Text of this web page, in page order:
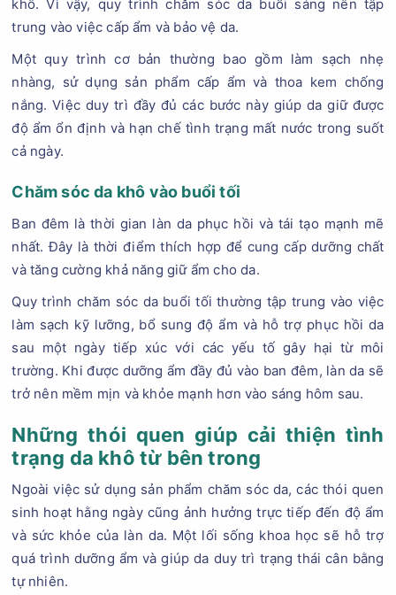
khô. Vì vậy, quy trình chăm sóc da buổi sáng nên tập
trung vào việc cấp ẩm và bảo vệ da.
Một quy trình cơ bản thường bao gồm làm sạch nhẹ
nhàng, sử dụng sản phẩm cấp ẩm và thoa kem chống
nắng. Việc duy trì đầy đủ các bước này giúp da giữ được
độ ẩm ổn định và hạn chế tình trạng mất nước trong suốt
cả ngày.
Chăm sóc da khô vào buổi tối
Ban đêm là thời gian làn da phục hồi và tái tạo mạnh mẽ
nhất. Đây là thời điểm thích hợp để cung cấp dưỡng chất
và tăng cường khả năng giữ ẩm cho da.
Quy trình chăm sóc da buổi tối thường tập trung vào việc
làm sạch kỹ lưỡng, bổ sung độ ẩm và hỗ trợ phục hồi da
sau một ngày tiếp xúc với các yếu tố gây hại từ môi
trường. Khi được dưỡng ẩm đầy đủ vào ban đêm, làn da sẽ
trở nên mềm mịn và khỏe mạnh hơn vào sáng hôm sau.
Những thói quen giúp cải thiện tình
trạng da khô từ bên trong
Ngoài việc sử dụng sản phẩm chăm sóc da, các thói quen
sinh hoạt hằng ngày cũng ảnh hưởng trực tiếp đến độ ẩm
và sức khỏe của làn da. Một lối sống khoa học sẽ hỗ trợ
quá trình dưỡng ẩm và giúp da duy trì trạng thái cân bằng
tự nhiên.